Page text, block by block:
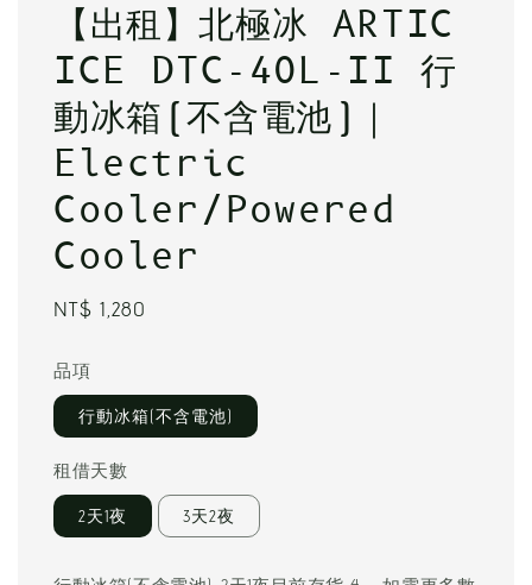
【出租】北極冰 ARTIC
ICE DTC-40L-II 行
動冰箱(不含電池)｜
Electric
Cooler/Powered
Cooler
Regular
NT$ 1,280
品項
行動冰箱(不含電池)
租借天數
2天1夜 3天2夜